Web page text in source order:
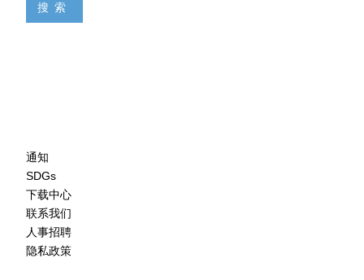
搜索
通知
SDGs
下载中心
联系我们
人事招聘
隐私政策